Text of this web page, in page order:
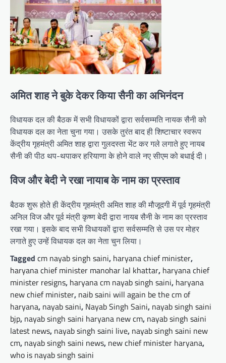
अमित शाह ने बुके देकर किया सैनी का अभिनंदन
विधायक दल की बैठक में सभी विधायकों द्वारा सर्वसम्मति नायक सैनी को
विधायक दल का नेता चुना गया। उसके तुरंत बाद ही शिष्टाचार स्वरूप
केंद्रीय गृहमंत्री अमित शाह द्वारा गुलदस्ता भेंट कर गले लगाते हुए नायब
सैनी की पीठ थप-थपाकर हरियाणा के होने वाले नए सीएम को बधाई दी।
विज और बेदी ने रखा नायाब के नाम का प्रस्ताव
बैठक शुरू होते ही केंद्रीय गृहमंत्री अमित शाह की मौजूदगी में पूर्व गृहमंत्री
अनिल विज और पूर्व मंत्री कृष्ण बेदी द्वारा नायब सैनी के नाम का प्रस्ताव
रखा गया। इसके बाद सभी विधायकों द्वारा सर्वसम्मति से उस पर मोहर
लगाते हुए उन्हें विधायक दल का नेता चुन लिया।
Tagged cm nayab singh saini, haryana chief minister,
haryana chief minister manohar lal khattar, haryana chief
minister resigns, haryana cm nayab singh saini, haryana
new chief minister, naib saini will again be the cm of
haryana, nayab saini, Nayab Singh Saini, nayab singh saini
bjp, nayab singh saini haryana new cm, nayab singh saini
latest news, nayab singh saini live, nayab singh saini new
cm, nayab singh saini news, new chief minister haryana,
who is nayab singh saini